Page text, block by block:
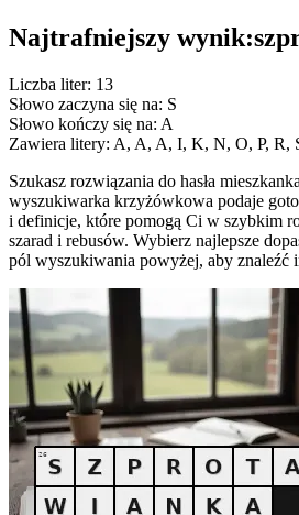
Najtrafniejszy wynik:
Liczba liter: 13
Słowo zaczyna się na: S
Słowo kończy się na: A
Zawiera litery: A, A, A, I, K, N, O, P, R,
Szukasz rozwiązania do hasła
wyszukiwarka krzyżówkowa podaje
i definicje, które pomogą Ci w szybkim
szarad i rebusów. Wybierz najlepsze
pól wyszukiwania powyżej, aby znaleźć